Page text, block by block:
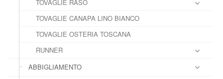
TOVAGLIE RASO
TOVAGLIE CANAPA LINO BIANCO
TOVAGLIE OSTERIA TOSCANA
RUNNER
ABBIGLIAMENTO